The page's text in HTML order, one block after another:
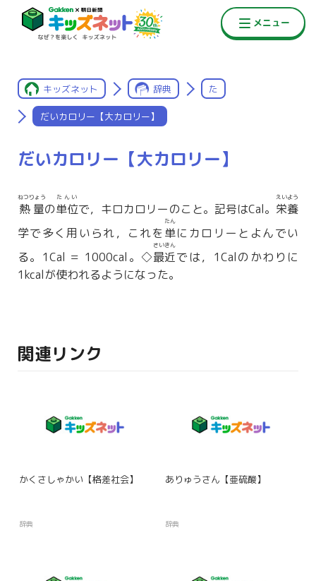
キッズネット 辞典 た
だいカロリー【大カロリー】
だいカロリー【大カロリー】
熱量
ねつりょう
の単位
たんい
で，キロカロリーのこと。記号はCal。 栄養
えいよう
学で多く用いられ，これを 単
たん
にカロリーとよんでい
る。1Cal ＝ 1000cal。◇最近
さいきん
では，1Calのかわりに
1kcalが使われるようになった。
関連リンク
かくさしゃかい【格差社会】
辞典
ありゅうさん【亜硫酸】
辞典